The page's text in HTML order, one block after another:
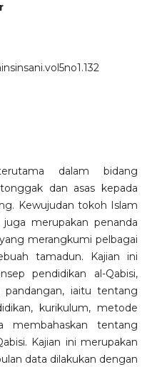
dalam bidang
dan asas kepada
Kewujudan tokoh Islam
merupakan penanda
merangkumi pelbagai
tamadun. Kajian ini
pendidikan al-Qabisi,
pandangan, iaitu tentang
kurikulum, metode
membahaskan tentang
Kajian ini merupakan
data dilakukan dengan